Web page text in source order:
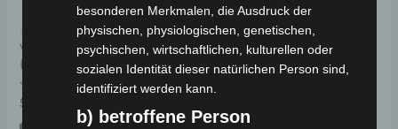
Kostenloser Versand
VS2 HINTERES
FEDERUNGSSATZ
Bewertet
0
59,00
besonderen Merkmalen, die Ausdruck der
physischen, physiologischen, genetischen,
psychischen, wirtschaftlichen, kulturellen oder
sozialen Identität dieser natürlichen Person sind,
identifiziert werden kann.
b) betroffene Person